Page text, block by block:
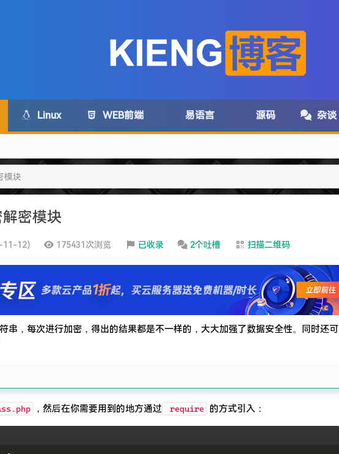
Linux WEB前端 易语言 源码 杂谈
.
修改www.lanzous.com变为:www.lanzoux.com
模块
密模块
11-12) 175431次浏览 已收录 2个吐槽 扫描二维码
串，每次进行加密，得出的结果都是不一样的，大大加强了数据安全性。同时还可
，然后在你需要用到的地方通过 require 的方式引入：